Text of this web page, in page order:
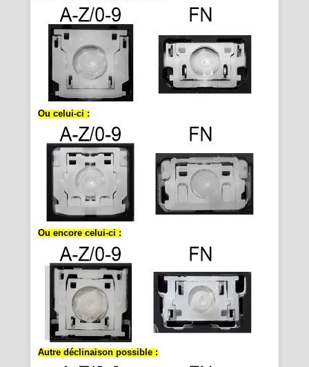
Ou celui-ci :
Ou encore celui-ci :
Autre déclinaison possible :